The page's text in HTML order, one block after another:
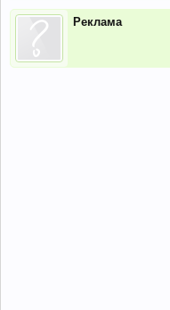
Реклама